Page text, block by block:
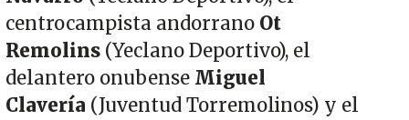
centrocampista andorrano Ot
Remolins (Yeclano Deportivo), el
delantero onubense Miguel
Clavería (Juventud Torremolinos) y el